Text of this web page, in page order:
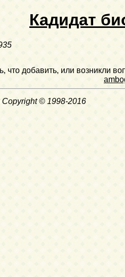
Кадидат
что добавить, или возникли
Copyright © 1998-2016